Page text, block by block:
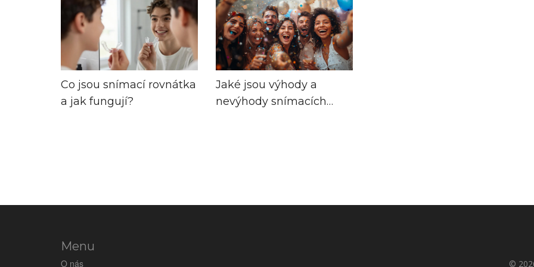
Co jsou snímací rovnátka
a jak fungují?
Jaké jsou výhody a
nevýhody snímacích
Menu
O nás ©